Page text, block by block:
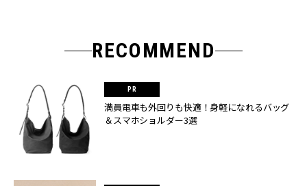
RECOMMEND
満員電車も外回りも快適！身軽になれるバッグ
＆スマホショルダー3選